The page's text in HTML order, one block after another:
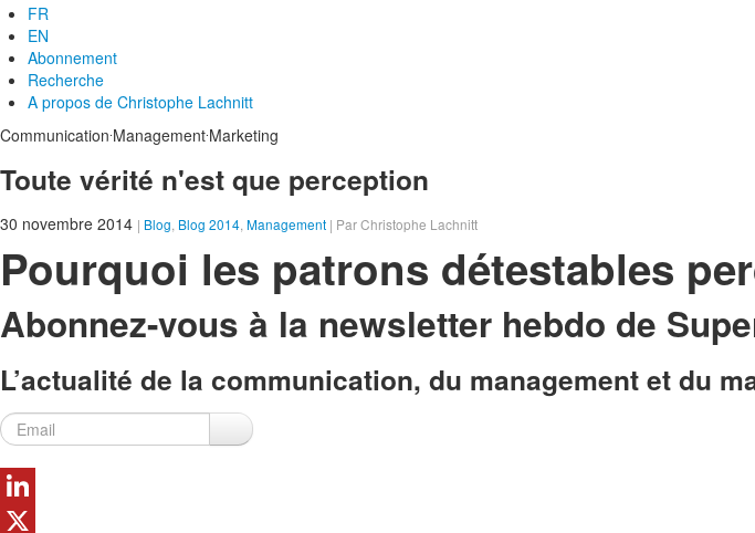
FR
EN
Abonnement
Recherche
A propos de Christophe Lachnitt
Communication Management Marketing
Toute vérité n'est que perception
30 novembre 2014 | Blog Blog 2014 Management | Par Christophe Lachnitt
Pourquoi les patrons détestables
Abonnez-vous à la newsletter hebdo de
L’actualité de la communication, du management et du
LinkedIn